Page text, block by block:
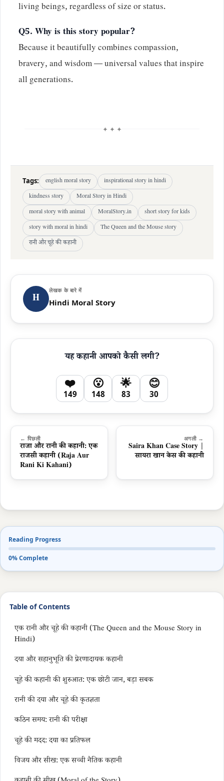
living beings, regardless of size or status.
Q5. Why is this story popular?
Because it beautifully combines compassion,
bravery, and wisdom — universal values that inspire
all generations.
✦ ✦ ✦
Tags: english moral story
inspirational story in hindi
kindness story
Moral Story in Hindi
moral story with animal
MoralStory.in
short story for kids
story with moral in hindi
The Queen and the Mouse story
रानी और चूहे की कहानी
H
लेखक के बारे में
Hindi Moral Story
यह कहानी आपको कैसी लगी?
❤️
149
😮
148
🌟
83
😊
30
← पिछली
राजा और रानी की कहानी: एक
राजसी कहानी (Raja Aur
Rani Ki Kahani)
अगली →
Saira Khan Case Story |
सायरा खान केस की कहानी
Reading Progress
0% Complete
Table of Contents
एक रानी और चूहे की कहानी (The Queen and the Mouse Story in
Hindi)
दया और सहानुभूति की प्रेरणादायक कहानी
चूहे की कहानी की शुरुआत: एक छोटी जान, बड़ा सबक
रानी की दया और चूहे की कृतज्ञता
कठिन समय: रानी की परीक्षा
चूहे की मदद: दया का प्रतिफल
विजय और सीख: एक सच्ची नैतिक कहानी